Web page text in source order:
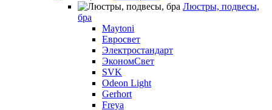
Люстры, подвесы,
бра
Maytoni
Евросвет
Электростандарт
ЭкономСвет
SVK
Odeon Light
Gerhort
Freya